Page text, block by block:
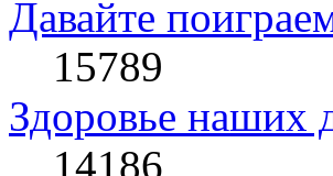
Давайте
15789
Здоровье наших
14186